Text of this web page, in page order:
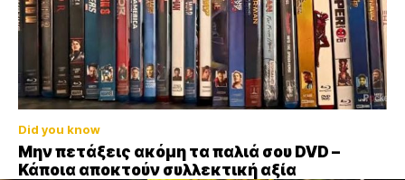
Did you know
Μην πετάξεις ακόμη τα παλιά σου DVD –
Κάποια αποκτούν συλλεκτική αξία